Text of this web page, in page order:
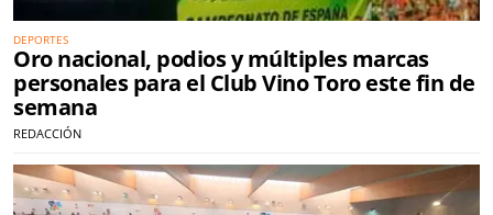
DEPORTES
Oro nacional, podios y múltiples marcas
personales para el Club Vino Toro este fin de
semana
REDACCIÓN